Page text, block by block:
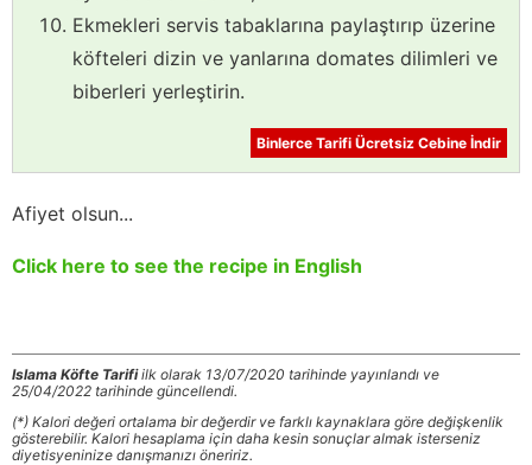
Ekmekleri servis tabaklarına paylaştırıp üzerine
köfteleri dizin ve yanlarına domates dilimleri ve
biberleri yerleştirin.
Binlerce Tarifi Ücretsiz Cebine İndir
Afiyet olsun...
Click here to see the recipe in English
Islama Köfte Tarifiilk olarak 13/07/2020 tarihinde yayınlandı ve
25/04/2022 tarihinde güncellendi.
(*) Kalori değeri ortalama bir değerdir ve farklı kaynaklara göre değişkenlik
gösterebilir. Kalori hesaplama için daha kesin sonuçlar almak isterseniz
diyetisyeninize danışmanızı öneririz.